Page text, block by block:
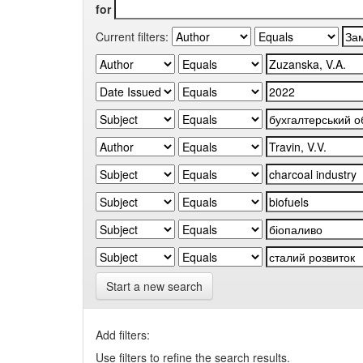
for
Current filters:
Start a new search
Add filters:
Use filters to refine the search results.